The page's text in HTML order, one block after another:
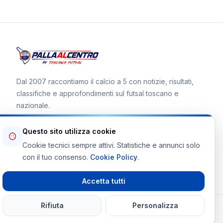
Dal 2007 raccontiamo il calcio a 5 con notizie, risultati,
classifiche e approfondimenti sul futsal toscano e
nazionale.
Canale WhatsApp
Telegram Toscana Futsal
© 2026 Palla al Centro · Tutti i diritti riservati
Questo sito utilizza cookie
Cookie tecnici sempre attivi. Statistiche e annunci solo
con il tuo consenso. Cookie Policy.
Accetta tutti
Rifiuta Personalizza